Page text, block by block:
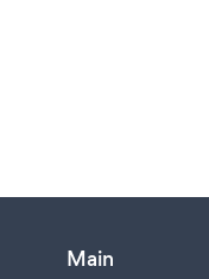
Main